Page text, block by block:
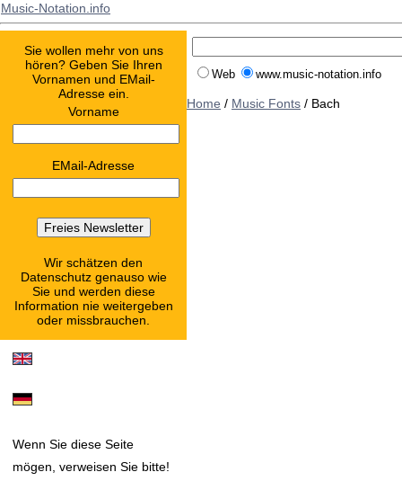
Music-Notation.info
Sie wollen mehr von uns
hören? Geben Sie Ihren
Vornamen und EMail-
Adresse ein.
Vorname
EMail-Adresse
Wir schätzen den
Datenschutz genauso wie
Sie und werden diese
Information nie weitergeben
oder missbrauchen.
Wenn Sie diese Seite
mögen, verweisen Sie bitte!
Web www.music-notation.info
Home / Music Fonts / Bach